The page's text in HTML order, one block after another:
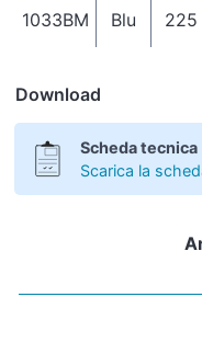
1033BM Blu
Download
Scheda tecnica
Scarica la